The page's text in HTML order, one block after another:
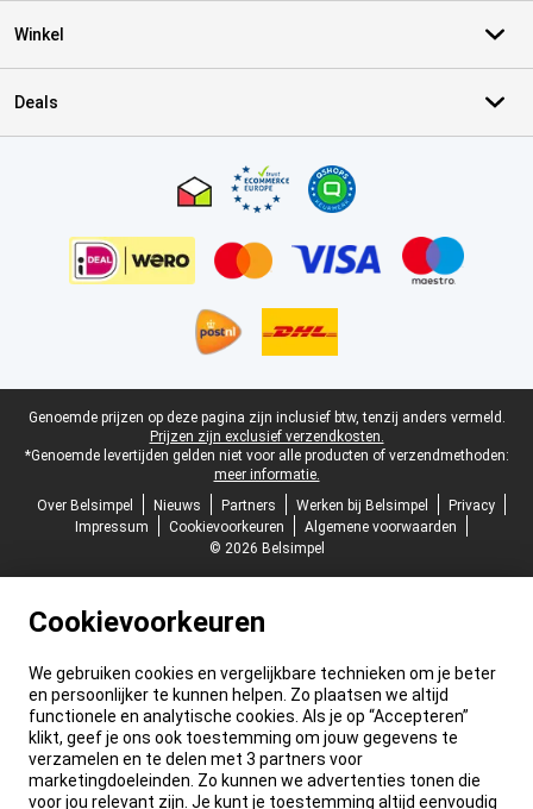
Winkel
Deals
Juridische voettekst
Genoemde prijzen op deze pagina zijn inclusief btw, tenzij anders vermeld.
Prijzen zijn exclusief verzendkosten.
*Genoemde levertijden gelden niet voor alle producten of verzendmethoden:
meer informatie.
Over Belsimpel
Nieuws Partners Werken bij Belsimpel
Privacy
Impressum
Cookievoorkeuren
Algemene voorwaarden
© 2026 Belsimpel
Cookievoorkeuren
We gebruiken cookies en vergelijkbare technieken om je beter
en persoonlijker te kunnen helpen. Zo plaatsen we altijd
functionele en analytische cookies. Als je op “Accepteren”
klikt, geef je ons ook toestemming om jouw gegevens te
verzamelen en te delen met 3 partners voor
marketingdoeleinden. Zo kunnen we advertenties tonen die
voor jou relevant zijn. Je kunt je toestemming altijd eenvoudig